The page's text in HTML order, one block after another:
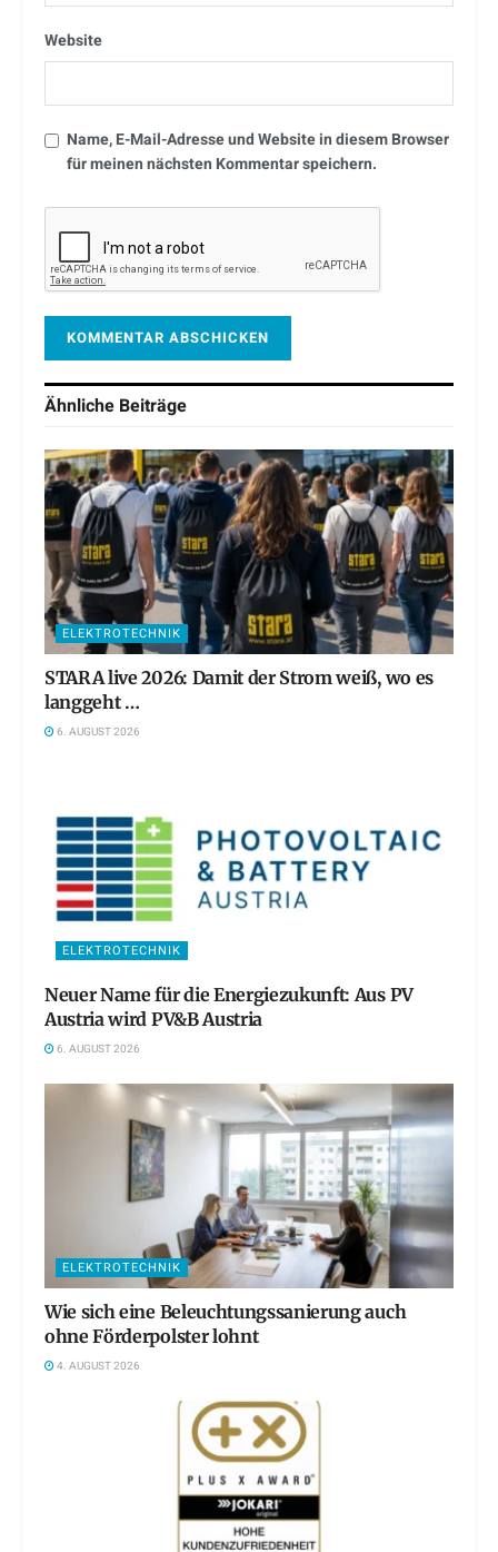
Website
Name, E-Mail-Adresse und Website in diesem Browser
für meinen nächsten Kommentar speichern.
Ähnliche Beiträge
ELEKTROTECHNIK
STARA live 2026: Damit der Strom weiß, wo es
langgeht …
6. AUGUST 2026
ELEKTROTECHNIK
Neuer Name für die Energiezukunft: Aus PV
Austria wird PV&B Austria
6. AUGUST 2026
ELEKTROTECHNIK
Wie sich eine Beleuchtungssanierung auch
ohne Förderpolster lohnt
4. AUGUST 2026